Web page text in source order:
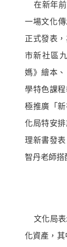
在新年
一場文化
正式發表
市新社區
媽》繪本
學特色課
極推廣「
化局特安
理新書發
智丹老師搭
文化局
化資產，其